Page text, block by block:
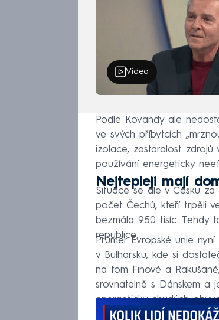
Video
Podle Kovandy ale
ve svých příbytcích
izolace, zastaralost
používání energeticky
Nejtepleji mají
Situace se ale v Česku
počet Čechů, kteří trpěli
bezmála 950 tisíc. Tehdy
republice.
Průměr Evropské unie
v Bulharsku, kde si
na tom Finové a
srovnatelně s Dánskem a
energeticky chudých